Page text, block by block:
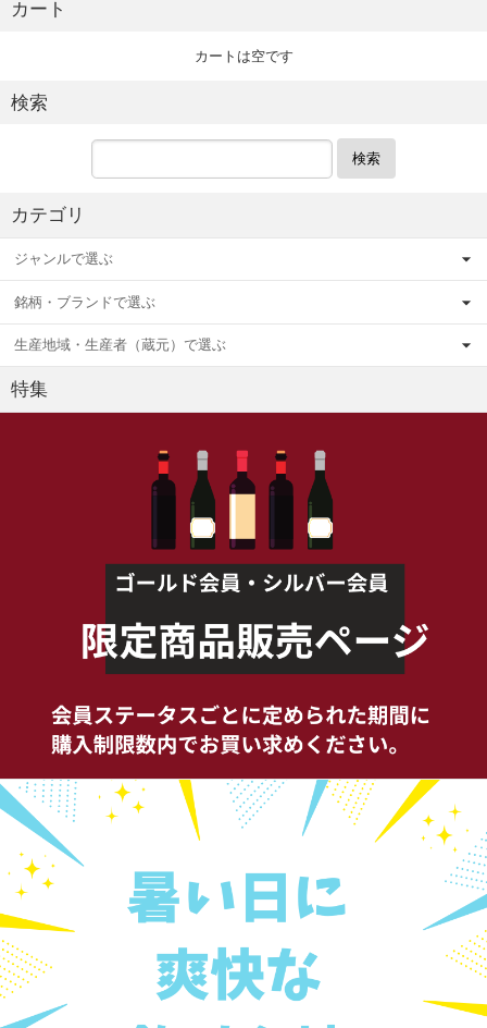
カート
カートは空です
検索
検索
カテゴリ
ジャンルで選ぶ
銘柄・ブランドで選ぶ
生産地域・生産者（蔵元）で選ぶ
特集